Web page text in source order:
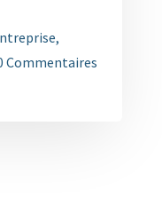
,
Commentaires